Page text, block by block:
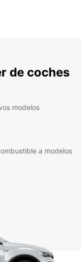
de coches
modelos
a modelos